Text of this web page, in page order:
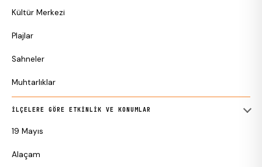
Kültür Merkezi
Plajlar
Sahneler
Muhtarlıklar
İLÇELERE GÖRE ETKINLIK VE KONUMLAR
19 Mayıs
Alaçam